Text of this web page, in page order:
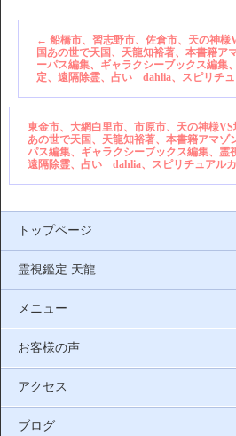
← 船橋市、習志野市、佐倉市、天の神様
国あの世で天国、天龍知裕著、本書籍ア
ーパス編集、ギャラクシーブックス編
定、遠隔除霊、占い dahlia、スピリチュ
東金市、大網白里市、市原市、天の神様
あの世で天国、天龍知裕著、本書籍アマゾ
パス編集、ギャラクシーブックス編集、霊
遠隔除霊、占い dahlia、スピリチュアルカ
トップページ
霊視鑑定 天龍
メニュー
お客様の声
アクセス
ブログ